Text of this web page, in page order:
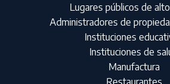
Lugares públicos de
Administradores de
Instituciones
Instituciones de
Manufactura
Restaurantes